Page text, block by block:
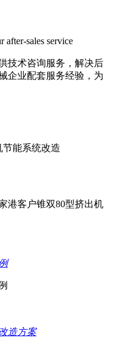
after-sales service
技术咨询服务，解决后
企业配套服务经验，为
能系统改造
港客户锥双80型挤出机
造方案